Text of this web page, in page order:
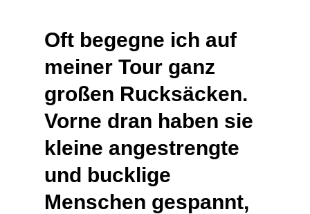
Oft begegne ich auf
meiner Tour ganz
großen Rucksäcken.
Vorne dran haben sie
kleine angestrengte
und bucklige
Menschen gespannt,